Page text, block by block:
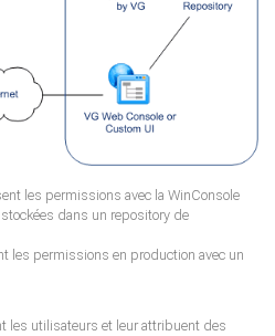
les permissions avec la WinConsole
dans un repository de
les permissions en production avec un
les utilisateurs et leur attribuent des